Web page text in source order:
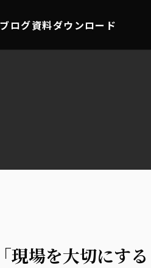
ブログ資料ダウンロード
現場を大切にする